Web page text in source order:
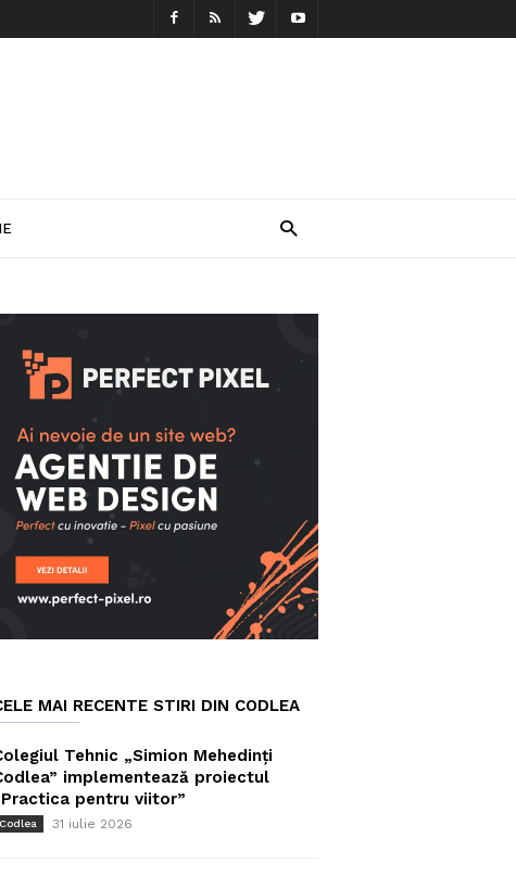
MAI RECENTE STIRI DIN CODLEA
Tehnic „Simion Mehedinți
implementează proiectul
pentru viitor”
Codlea 31 iulie 2026